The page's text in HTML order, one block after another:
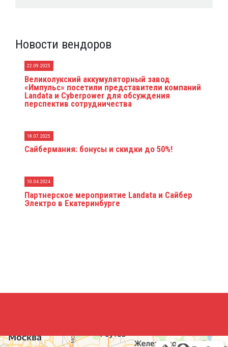
Новости вендоров
22.09.2025
Великолукский аккумуляторный завод
«Импульс» посетили представители компаний
Landata и Cyberpower для обсуждения
перспектив сотрудничества
18.07.2025
Сайбермания: бонусы и скидки до 50%!
10.04.2024
Партнерское мероприятие Landata и Сайбер
Электро в Екатеринбурге